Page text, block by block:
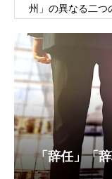
州」の異なる二つ
「辞任」「